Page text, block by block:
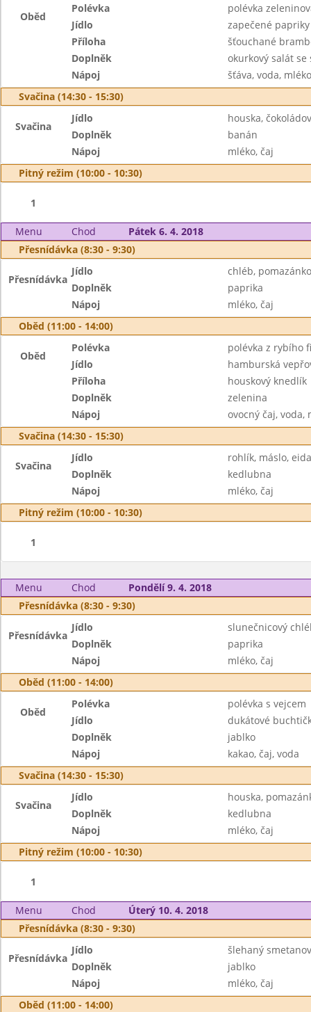
Oběd
Polévka
polévka
Jídlo
zapečené
Příloha
šťouchané
Doplněk
okurkový salát se
Nápoj
šťáva, voda, mléko
Svačina (14:30 - 15:30)
Svačina
Jídlo
houska,
Doplněk
banán
Nápoj
mléko, čaj
Pitný režim (10:00 - 10:30)
1
Menu Chod
Pátek 6. 4. 2018
Přesnídávka (8:30 - 9:30)
Přesnídávka
Jídlo
chléb,
Doplněk
paprika
Nápoj
mléko, čaj
Oběd (11:00 - 14:00)
Oběd
Polévka
polévka z rybího
Jídlo
hamburská
Příloha
houskový knedlík
Doplněk
zelenina
Nápoj
ovocný čaj, voda,
Svačina (14:30 - 15:30)
Svačina
Jídlo
rohlík, máslo,
Doplněk
kedlubna
Nápoj
mléko, čaj
Pitný režim (10:00 - 10:30)
1
Menu Chod
Pondělí 9. 4. 2018
Přesnídávka (8:30 - 9:30)
Přesnídávka
Jídlo
slunečnicový
Doplněk
paprika
Nápoj
mléko, čaj
Oběd (11:00 - 14:00)
Oběd
Polévka
polévka s vejcem
Jídlo
dukátové
Doplněk
jablko
Nápoj
kakao, čaj, voda
Svačina (14:30 - 15:30)
Svačina
Jídlo
houska,
Doplněk
kedlubna
Nápoj
mléko, čaj
Pitný režim (10:00 - 10:30)
1
Menu Chod
Úterý 10. 4. 2018
Přesnídávka (8:30 - 9:30)
Přesnídávka
Jídlo
šlehaný
Doplněk
jablko
Nápoj
mléko, čaj
Oběd (11:00 - 14:00)